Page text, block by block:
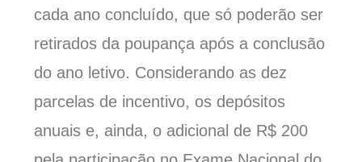
cada ano concluído, que só poderão ser
retirados da poupança após a conclusão
do ano letivo. Considerando as dez
parcelas de incentivo, os depósitos
anuais e, ainda, o adicional de R$ 200